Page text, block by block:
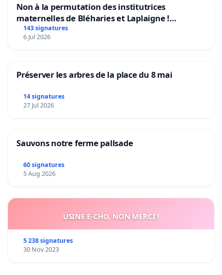
Non à la permutation des institutrices
maternelles de Bléharies et Laplaigne !
Préservons la stabilité de nos enfants.
143 signatures
6 Jul 2026
Préserver les arbres de la place du 8 mai
14 signatures
27 Jul 2026
Sauvons notre ferme pallsade
60 signatures
5 Aug 2026
USINE E-CHO, NON MERCI !
5 238 signatures
30 Nov 2023